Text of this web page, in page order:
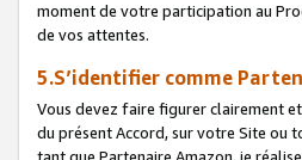
moment de votre participation au
de vos attentes.
5.S’identifier comme
Vous devez faire figurer clairement
du présent Accord, sur votre Site ou
tant que Partenaire Amazon, je